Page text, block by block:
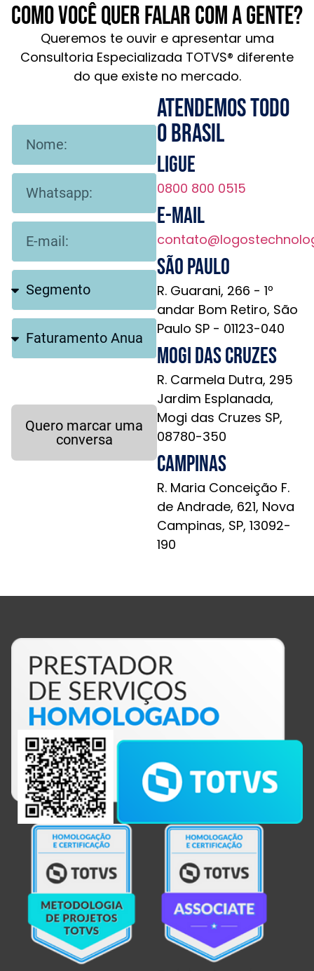
Como você quer falar com a gente?
Queremos te ouvir e apresentar uma
Consultoria Especializada TOTVS® diferente
do que existe no mercado.
Quero marcar uma
conversa
Atendemos todo
o brasil
Ligue
0800 800 0515
E-mail
São Paulo
R. Guarani, 266 - 1º
andar Bom Retiro, São
Paulo SP - 01123-040
Mogi das Cruzes
R. Carmela Dutra, 295
Jardim Esplanada,
Mogi das Cruzes SP,
08780-350
Campinas
R. Maria Conceição F.
de Andrade, 621, Nova
Campinas, SP, 13092-
190